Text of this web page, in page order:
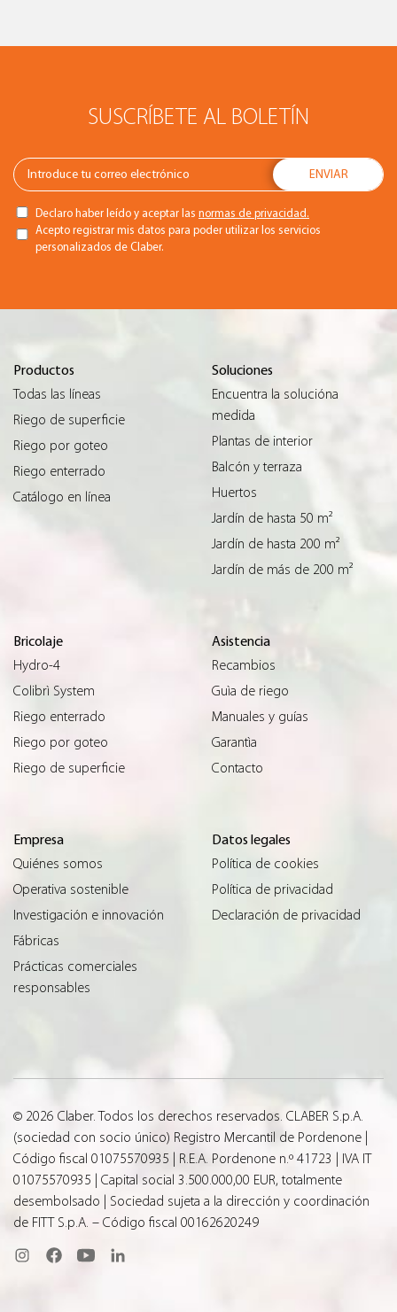
SUSCRÍBETE AL BOLETÍN
Declaro haber leído y aceptar las normas de privacidad.
Acepto registrar mis datos para poder utilizar los servicios
personalizados de Claber.
Productos
Todas las líneas
Riego de superficie
Riego por goteo
Riego enterrado
Catálogo en línea
Soluciones
Encuentra la solucióna
medida
Plantas de interior
Balcón y terraza
Huertos
Jardín de hasta 50 m²
Jardín de hasta 200 m²
Jardín de más de 200 m²
Bricolaje
Hydro-4
Colibrì System
Riego enterrado
Riego por goteo
Riego de superficie
Asistencia
Recambios
Guìa de riego
Manuales y guías
Garantìa
Contacto
Empresa
Quiénes somos
Operativa sostenible
Investigación e innovación
Fábricas
Prácticas comerciales
responsables
Datos legales
Política de cookies
Política de privacidad
Declaración de privacidad
© 2026 Claber. Todos los derechos reservados. CLABER S.p.A.
(sociedad con socio único) Registro Mercantil de Pordenone |
Código fiscal 01075570935 | R.E.A. Pordenone n.º 41723 | IVA IT
01075570935 | Capital social 3.500.000,00 EUR, totalmente
desembolsado | Sociedad sujeta a la dirección y coordinación
de FITT S.p.A. – Código fiscal 00162620249